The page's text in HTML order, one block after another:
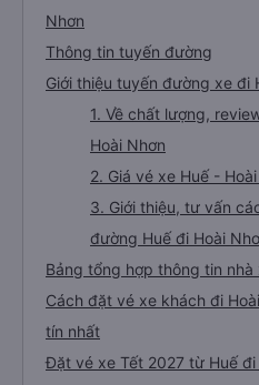
Nhơn
Thông tin tuyến đường
Giới thiệu tuyến đường xe đi
1. Về chất lượng,
Hoài Nhơn
2. Giá vé xe Huế -
3. Giới thiệu, tư vấn
đường Huế đi Hoài
Bảng tổng hợp thông tin nhà
Cách đặt vé xe khách đi
tín nhất
Đặt vé xe Tết 2027 từ Huế đi